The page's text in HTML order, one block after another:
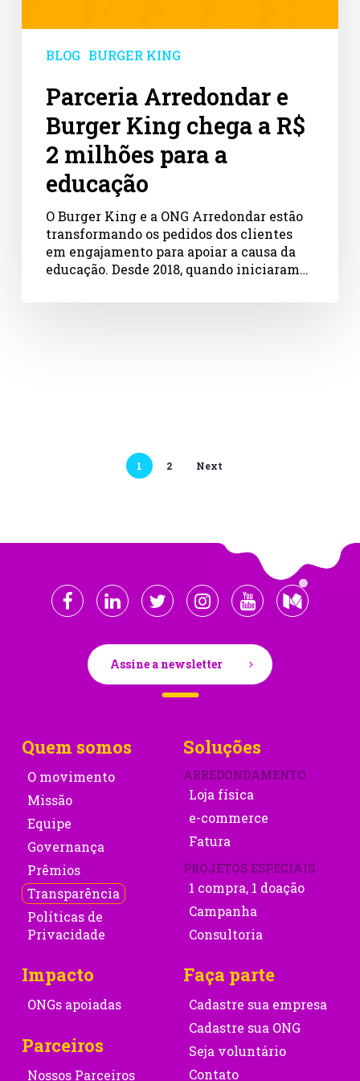
BLOG BURGER KING
Parceria Arredondar e
Burger King chega a R$
2 milhões para a
educação
O Burger King e a ONG Arredondar estão
transformando os pedidos dos clientes
em engajamento para apoiar a causa da
educação. Desde 2018, quando iniciaram…
1 2 Next
Assine a newsletter
Quem somos
O movimento
Missão
Equipe
Governança
Prêmios
Transparência
Políticas de
Privacidade
Soluções
ARREDONDAMENTO
Loja física
e-commerce
Fatura
PROJETOS ESPECIAIS
1 compra, 1 doação
Campanha
Consultoria
Impacto
ONGs apoiadas
Parceiros
Nossos Parceiros
Faça parte
Cadastre sua empresa
Cadastre sua ONG
Seja voluntário
Contato